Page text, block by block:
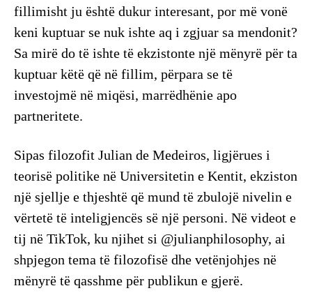
fillimisht ju është dukur interesant, por më vonë
keni kuptuar se nuk ishte aq i zgjuar sa mendonit?
Sa mirë do të ishte të ekzistonte një mënyrë për ta
kuptuar këtë që në fillim, përpara se të
investojmë në miqësi, marrëdhënie apo
partneritete.
Sipas filozofit Julian de Medeiros, ligjërues i
teorisë politike në Universitetin e Kentit, ekziston
një sjellje e thjeshtë që mund të zbulojë nivelin e
vërtetë të inteligjencës së një personi. Në videot e
tij në TikTok, ku njihet si @julianphilosophy, ai
shpjegon tema të filozofisë dhe vetënjohjes në
mënyrë të qasshme për publikun e gjerë.